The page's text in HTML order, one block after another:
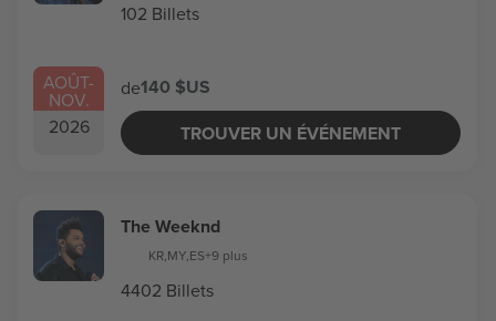
AOÛT-
NOV.
2026
102 Billets
de140 $US
TROUVER UN ÉVÉNEMENT
The Weeknd
KR,MY,ES+9 plus
4402 Billets